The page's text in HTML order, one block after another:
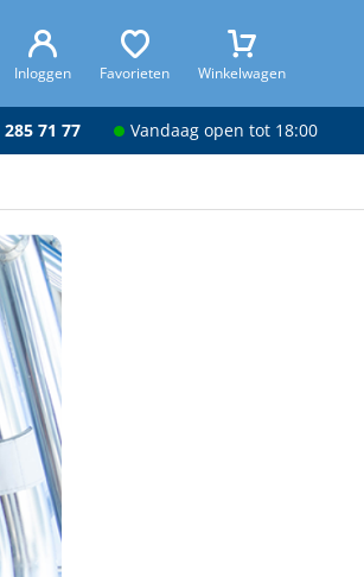
Inloggen Favorieten Winkelwagen
285 71 77 Vandaag open tot 18:00